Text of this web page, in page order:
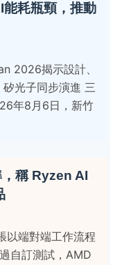
耗瓶頸，推動
2026揭示設計、
光子同步演進 三
年8月6日，新竹
稱 Ryzen AI
以端對端工作流程
自訂測試，AMD